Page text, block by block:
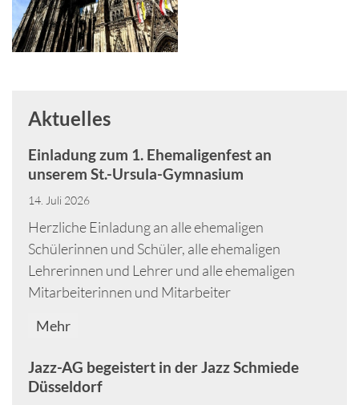
Aktuelles
Einladung zum 1. Ehemaligenfest an
unserem St.-Ursula-Gymnasium
14. Juli 2026
Herzliche Einladung an alle ehemaligen
Schülerinnen und Schüler, alle ehemaligen
Lehrerinnen und Lehrer und alle ehemaligen
Mitarbeiterinnen und Mitarbeiter
Mehr
Jazz-AG begeistert in der Jazz Schmiede
Düsseldorf